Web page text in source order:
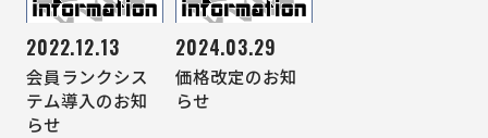
2022.12.13
会員ランクシス
テム導入のお知
らせ
2024.03.29
価格改定のお知
らせ